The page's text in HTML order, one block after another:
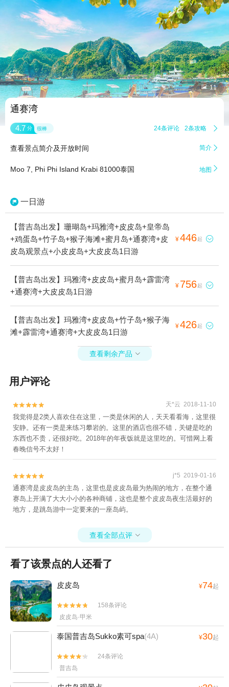
 11
通赛湾
4.7 分 很棒 24条评论 2条攻略 
查看景点简介及开放时间 简介 
Moo 7, Phi Phi Island Krabi 81000泰国 地图 
一日游
【普吉岛出发】珊瑚岛+玛雅湾+皮皮岛+皇帝岛
+鸡蛋岛+竹子岛+猴子海滩+蜜月岛+通赛湾+皮
皮岛观景点+小皮皮岛+大皮皮岛1日游
¥446起 
【普吉岛出发】玛雅湾+皮皮岛+蜜月岛+霹雷湾
+通赛湾+大皮皮岛1日游
¥ 756起 
【普吉岛出发】玛雅湾+皮皮岛+竹子岛+猴子海
滩+霹雷湾+通赛湾+大皮皮岛1日游
¥426起 
查看剩余产品 
用户评论

 天*云 2018-11-10
我觉得是2类人喜欢住在这里，一类是休闲的人，天天看看海，这里很
安静。还有一类是来练习攀岩的。这里的酒店也很不错，关键是吃的
东西也不贵，还很好吃。2018年的年夜饭就是这里吃的。可惜网上看
春晚信号不太好！

 j*5 2019-01-16
通赛湾是皮皮岛的主岛，这里也是皮皮岛最为热闹的地方，在整个通
赛岛上开满了大大小小的各种商铺，这也是整个皮皮岛夜生活最好的
地方，是跳岛游中一定要来的一座岛屿。
查看全部点评 
看了该景点的人还看了
皮皮岛 ¥74起


158条评论
皮皮岛·甲米
泰国普吉岛Sukko素可spa(4A) ¥30起


24条评论
普吉岛
